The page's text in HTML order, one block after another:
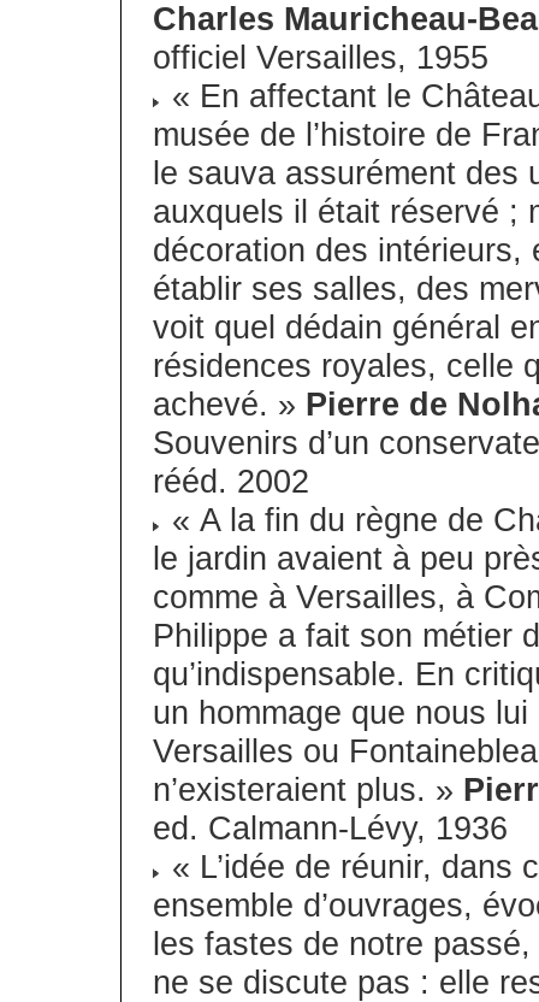
Charles Mauricheau-
officiel Versailles, 1955
« En affectant le
musée de l’histoire de
le sauva assurément des
auxquels il était réservé ;
décoration des intérieurs,
établir ses salles, des
voit quel dédain général
résidences royales, celle
achevé. » Pierre de
Souvenirs d’un
rééd. 2002
« A la fin du règne de
le jardin avaient à peu
comme à Versailles, à
Philippe a fait son métier
qu’indispensable. En
un hommage que nous
Versailles ou
n’existeraient plus. »
ed. Calmann-Lévy, 1936
« L’idée de réunir, dans
ensemble d’ouvrages,
les fastes de notre
ne se discute pas : elle